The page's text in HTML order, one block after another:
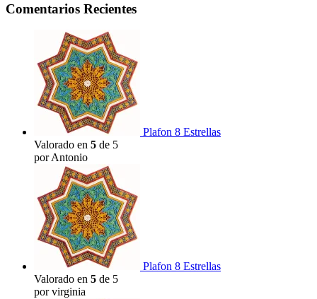
Comentarios Recientes
Plafon 8 Estrellas
Valorado en 5 de 5
por Antonio
Plafon 8 Estrellas
Valorado en 5 de 5
por virginia